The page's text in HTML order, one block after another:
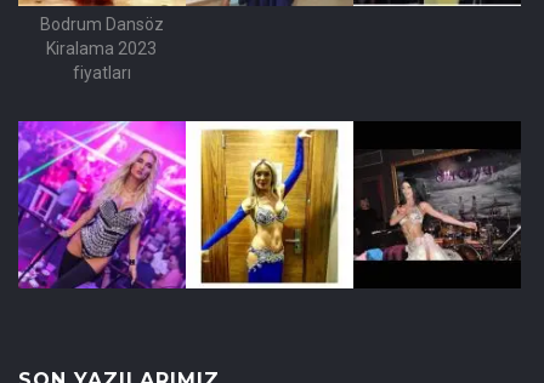
Bodrum Dansöz
Kiralama 2023
fiyatları